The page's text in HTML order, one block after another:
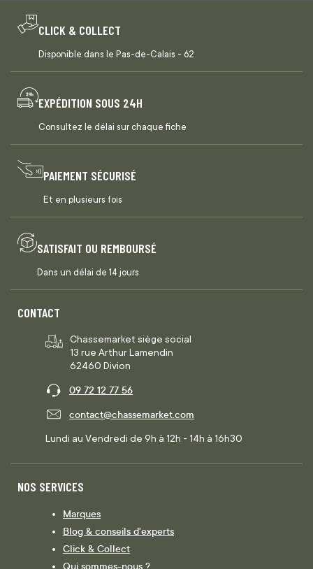
CLICK & COLLECT
Disponible dans le Pas-de-Calais - 62
EXPÉDITION SOUS 24H
Consultez le délai sur chaque fiche
PAIEMENT SÉCURISÉ
Et en plusieurs fois
SATISFAIT OU REMBOURSÉ
Dans un délai de 14 jours
CONTACT
Chassemarket siège social
13 rue Arthur Lamendin
62460 Divion
09 72 12 77 56
contact@chassemarket.com
Lundi au Vendredi de 9h à 12h - 14h à 16h30
NOS SERVICES
Marques
Blog & conseils d'experts
Click & Collect
Qui sommes-nous ?